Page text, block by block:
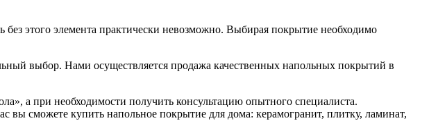
этого элемента практически невозможно. Выбирая покрытие необходимо
выбор. Нами осуществляется продажа качественных напольных покрытий в
а при необходимости получить консультацию опытного специалиста.
сможете купить напольное покрытие для дома: керамогранит, плитку, ламинат,